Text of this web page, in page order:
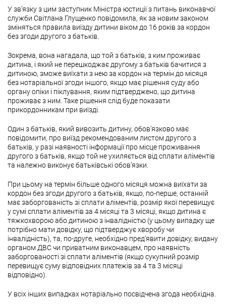
У зв’язку з цим заступник Міністра юстиції з питань виконавчої
служби Світлана Глущенко повідомила, як за новим законом
зміняться правила виїзду дитини віком до 16 років за кордон
без згоди другого з батьків.
Зокрема, вона нагадала, що той з батьків, з ким проживає
дитина, і який не перешкоджає другому з батьків бачитися з
дитиною, зможе виїхати з нею за кордон на термін до місяця
без нотаріальної згоди іншого, якщо має рішення суду або
органу опіки і піклування, яким підтверджено, що дитина
проживає з ним. Таке рішення слід буде показати
прикордонникам при виїзді.
Один з батьків, який вивозить дитину, обов’язково має
повідомити, про виїзд рекомендованим листом другого з
батьків, у разі наявності інформації про місце проживання
другого з батьків, якщо той не ухиляється від сплати аліментів
та належно виконує батьківські обов’язки.
При цьому на термін більше одного місяця можна виїхати за
кордон без згоди другого з батьків, якщо, по-перше, останній
має заборгованість зі сплати аліментів, розмір якої перевищує
у сумі сплати аліментів за 4 місяці та 3 місяці, якщо дитина є
тяжкохворою або дитиною з інвалідністю (у цьому випадку ще
потрібно мати довідку, що підтверджує хворобу чи
інвалідність), та, по-друге, необхідно пред’явити довідку, видану
органом ДВС чи приватним виконавцем, про наявність
заборгованості зі сплати аліментів (якщо сукупний розмір
перевищує суму відповідних платежів за 4 та 3 місяці
відповідно).
У всіх інших випадках нотаріально посвідчена згода необхідна.